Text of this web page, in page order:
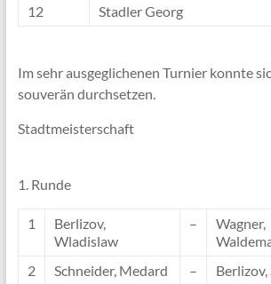
12
Stadler Georg
Im sehr ausgeglichenen Turnier konnte
souverän durchsetzen.
Stadtmeisterschaft
1. Runde
1
Berlizov,
Wladislaw
–
Wagner,
2 Schneider, Medard –